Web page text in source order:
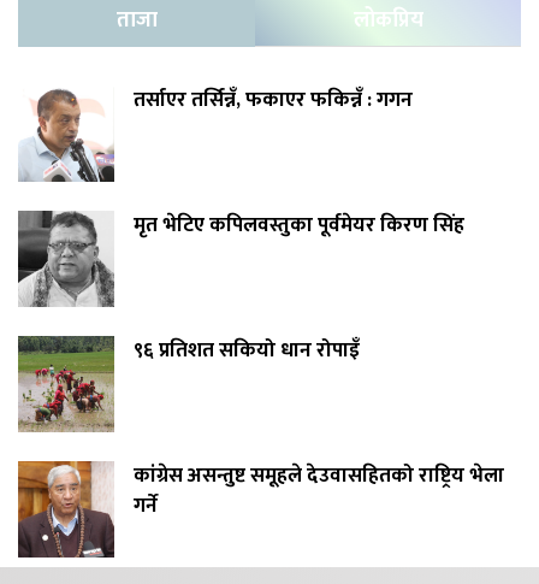
ताजा लोकप्रिय
तर्साएर तर्सिन्नँ, फकाएर फकिन्नँ : गगन
मृत भेटिए कपिलवस्तुका पूर्वमेयर किरण सिंह
९६ प्रतिशत सकियो धान रोपाइँ
कांग्रेस असन्तुष्ट समूहले देउवासहितको राष्ट्रिय भेला
गर्ने